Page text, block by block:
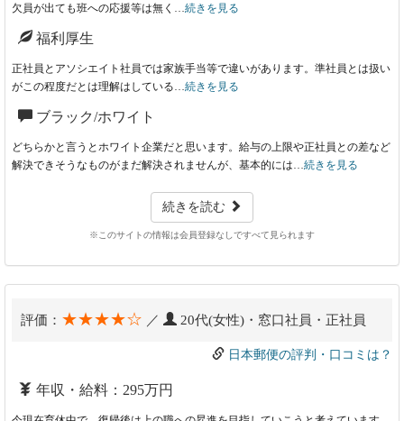
欠員が出ても班への応援等は無く… 続きを見る
福利厚生
正社員とアソシエイト社員では家族手当等で違いがあります。準社員とは扱い
がこの程度だとは理解はしている… 続きを見る
ブラック/ホワイト
どちらかと言うとホワイト企業だと思います。給与の上限や正社員との差など
解決できそうなものがまだ解決されませんが、基本的には… 続きを見る
続きを読む
※このサイトの情報は会員登録なしですべて見られます
評価： ★★★★☆ ／ 20代(女性)・窓口社員・正社員
日本郵便の評判・口コミは？
年収・給料：295万円